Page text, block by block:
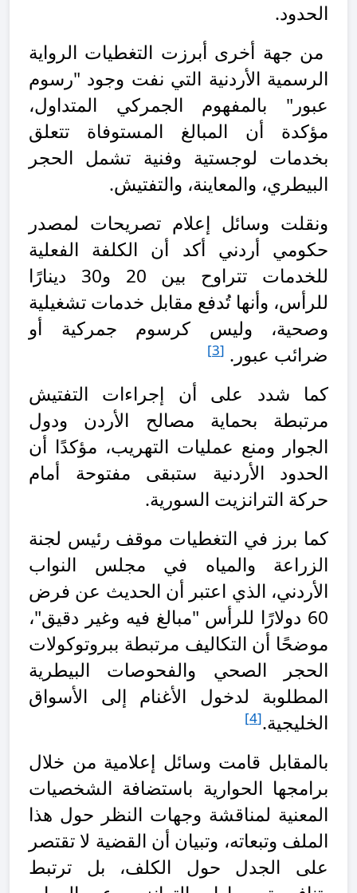
الحدود.
من جهة أخرى أبرزت التغطيات الرواية
الرسمية الأردنية التي نفت وجود "رسوم
عبور" بالمفهوم الجمركي المتداول،
مؤكدة أن المبالغ المستوفاة تتعلق
بخدمات لوجستية وفنية تشمل الحجر
البيطري، والمعاينة، والتفتيش.
ونقلت وسائل إعلام تصريحات لمصدر
حكومي أردني أكد أن الكلفة الفعلية
للخدمات تتراوح بين 20 و30 دينارًا
للرأس، وأنها تُدفع مقابل خدمات تشغيلية
وصحية، وليس كرسوم جمركية أو
ضرائب عبور. [3]
كما شدد على أن إجراءات التفتيش
مرتبطة بحماية مصالح الأردن ودول
الجوار ومنع عمليات التهريب، مؤكدًا أن
الحدود الأردنية ستبقى مفتوحة أمام
حركة الترانزيت السورية.
كما برز في التغطيات موقف رئيس لجنة
الزراعة والمياه في مجلس النواب
الأردني، الذي اعتبر أن الحديث عن فرض
60 دولارًا للرأس "مبالغ فيه وغير دقيق"،
موضحًا أن التكاليف مرتبطة ببروتوكولات
الحجر الصحي والفحوصات البيطرية
المطلوبة لدخول الأغنام إلى الأسواق
الخليجية.
[4]
بالمقابل قامت وسائل إعلامية من خلال
برامجها الحوارية باستضافة الشخصيات
المعنية لمناقشة وجهات النظر حول هذا
الملف وتبعاته، وتبيان أن القضية لا تقتصر
على الجدل حول الكلف، بل ترتبط